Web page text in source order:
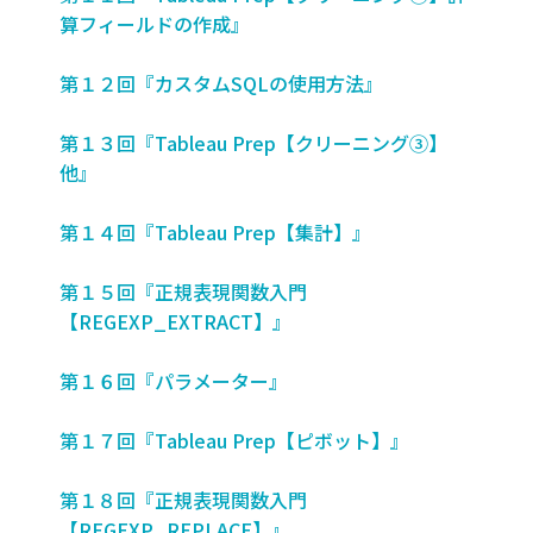
算フィールドの作成』
第１２回『カスタムSQLの使用方法』
第１３回『Tableau Prep【クリーニング③】
他』
第１４回『Tableau Prep【集計】』
第１５回『正規表現関数入門
【REGEXP_EXTRACT】』
第１６回『パラメーター』
第１７回『Tableau Prep【ピボット】』
第１８回『正規表現関数入門